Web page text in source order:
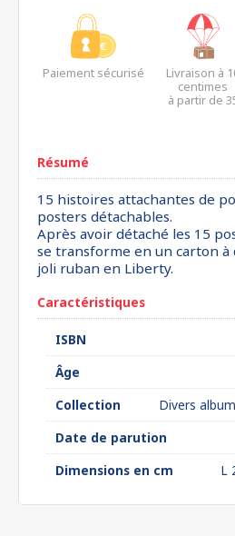
Paiement sécurisé
Livraison à
centimes
à partir de
Résumé
15 histoires attachantes de
posters détachables.
Après avoir détaché les 15
se transforme en un carton
joli ruban en Liberty.
Caractéristiques
ISBN
Âge
Collection
Divers
Date de parution
Dimensions en cm
L